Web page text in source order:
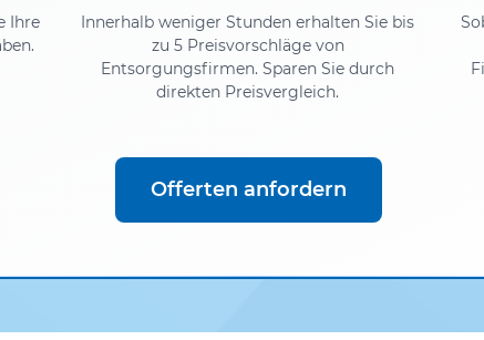
Ihre
Innerhalb weniger Stunden erhalten Sie bis
zu 5 Preisvorschläge von
Entsorgungsfirmen. Sparen Sie durch
direkten Preisvergleich.
Offerten anfordern